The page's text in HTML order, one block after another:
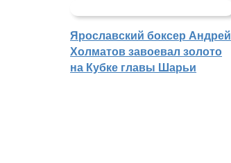
Ярославский боксер Андрей
Холматов завоевал золото
на Кубке главы Шарьи